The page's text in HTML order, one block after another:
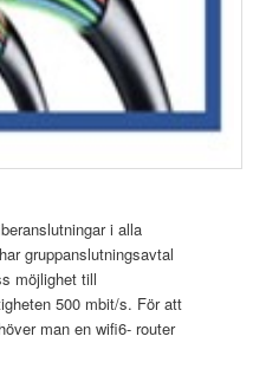
i alla
gruppanslutningsavtal
möjlighet till
500 mbit/s. För att
man en wifi6- router